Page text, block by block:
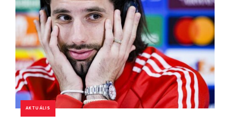
AKTUÁLIS